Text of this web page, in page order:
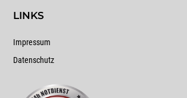
LINKS
Impressum
Datenschutz